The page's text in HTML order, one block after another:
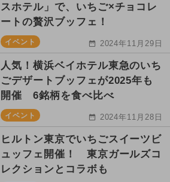
スホテル」で、いちご×チョコレ
ートの贅沢ブッフェ！
イベント 2024年11月29日
人気！横浜ベイホテル東急のいち
ごデザートブッフェが2025年も
開催 6銘柄を食べ比べ
イベント 2024年11月28日
ヒルトン東京でいちごスイーツビ
ュッフェ開催！ 東京ガールズコ
レクションとコラボも